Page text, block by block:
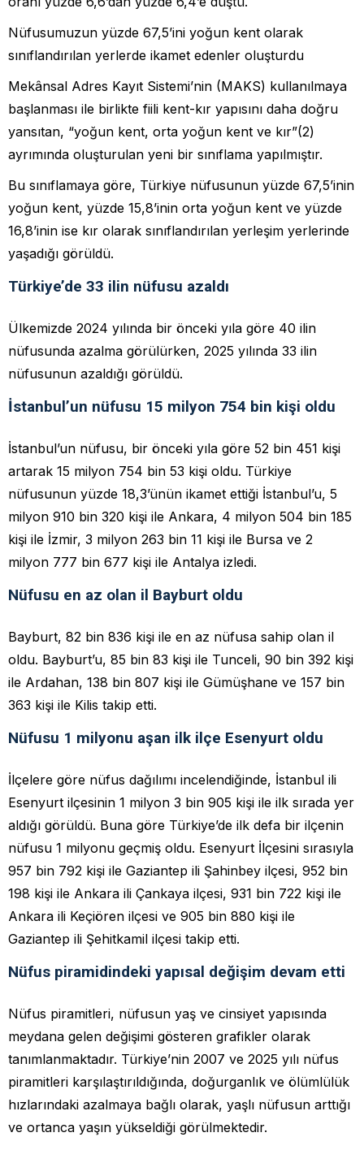
Nüfusumuzun yüzde 67,5’ini yoğun kent olarak
sınıflandırılan yerlerde ikamet edenler oluşturdu
Mekânsal Adres Kayıt Sistemi’nin (MAKS) kullanılmaya
başlanması ile birlikte fiili kent-kır yapısını daha doğru
yansıtan, “yoğun kent, orta yoğun kent ve kır”(2)
ayrımında oluşturulan yeni bir sınıflama yapılmıştır.
Bu sınıflamaya göre, Türkiye nüfusunun yüzde 67,5’inin
yoğun kent, yüzde 15,8’inin orta yoğun kent ve yüzde
16,8’inin ise kır olarak sınıflandırılan yerleşim yerlerinde
yaşadığı görüldü.
Türkiye’de 33 ilin nüfusu azaldı
Ülkemizde 2024 yılında bir önceki yıla göre 40 ilin
nüfusunda azalma görülürken, 2025 yılında 33 ilin
nüfusunun azaldığı görüldü.
İstanbul’un nüfusu 15 milyon 754 bin kişi oldu
İstanbul’un nüfusu, bir önceki yıla göre 52 bin 451 kişi
artarak 15 milyon 754 bin 53 kişi oldu. Türkiye
nüfusunun yüzde 18,3’ünün ikamet ettiği İstanbul’u, 5
milyon 910 bin 320 kişi ile Ankara, 4 milyon 504 bin 185
kişi ile İzmir, 3 milyon 263 bin 11 kişi ile Bursa ve 2
milyon 777 bin 677 kişi ile Antalya izledi.
Nüfusu en az olan il Bayburt oldu
Bayburt, 82 bin 836 kişi ile en az nüfusa sahip olan il
oldu. Bayburt’u, 85 bin 83 kişi ile Tunceli, 90 bin 392 kişi
ile Ardahan, 138 bin 807 kişi ile Gümüşhane ve 157 bin
363 kişi ile Kilis takip etti.
Nüfusu 1 milyonu aşan ilk ilçe Esenyurt oldu
İlçelere göre nüfus dağılımı incelendiğinde, İstanbul ili
Esenyurt ilçesinin 1 milyon 3 bin 905 kişi ile ilk sırada yer
aldığı görüldü. Buna göre Türkiye’de ilk defa bir ilçenin
nüfusu 1 milyonu geçmiş oldu. Esenyurt İlçesini sırasıyla
957 bin 792 kişi ile Gaziantep ili Şahinbey ilçesi, 952 bin
198 kişi ile Ankara ili Çankaya ilçesi, 931 bin 722 kişi ile
Ankara ili Keçiören ilçesi ve 905 bin 880 kişi ile
Gaziantep ili Şehitkamil ilçesi takip etti.
Nüfus piramidindeki yapısal değişim devam etti
Nüfus piramitleri, nüfusun yaş ve cinsiyet yapısında
meydana gelen değişimi gösteren grafikler olarak
tanımlanmaktadır. Türkiye’nin 2007 ve 2025 yılı nüfus
piramitleri karşılaştırıldığında, doğurganlık ve ölümlülük
hızlarındaki azalmaya bağlı olarak, yaşlı nüfusun arttığı
ve ortanca yaşın yükseldiği görülmektedir.